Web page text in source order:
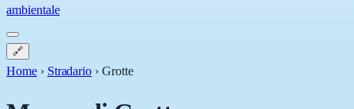
ambientale
🔗
Home › Stradario ›Grotte